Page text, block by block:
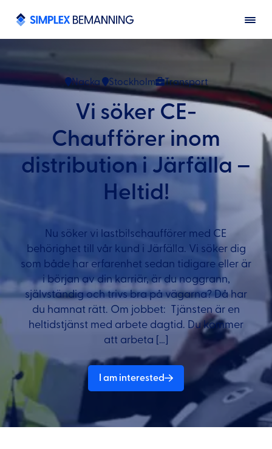
Nacka Stockholm Transport
Vi söker CE-
Chaufförer inom
distribution i Järfälla –
Heltid!
Nu söker vi lastbilschaufförer med CE
behörighet till vår kund i Järfälla. Vi söker dig
som både har erfarenhet sedan tidigare eller är
i början av din karriär, är du noggrann,
självständig och trivs bra på vägarna? Då har
du hamnat rätt. Om jobbet: Tjänsten är en
heltidstjänst med arbete dagtid. Du kommer
att arbeta […]
I am interested